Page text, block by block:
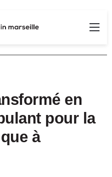
en
pour la
à